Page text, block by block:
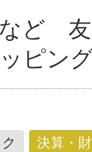
ど
ピン
決算・